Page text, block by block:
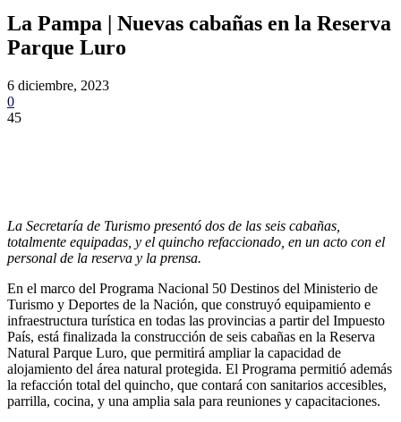
La Pampa | Nuevas cabañas en la Reserva
Parque Luro
6 diciembre, 2023
0
45
La Secretaría de Turismo presentó dos de las seis cabañas,
totalmente equipadas, y el quincho refaccionado, en un acto con el
personal de la reserva y la prensa.
En el marco del Programa Nacional 50 Destinos del Ministerio de
Turismo y Deportes de la Nación, que construyó equipamiento e
infraestructura turística en todas las provincias a partir del Impuesto
País, está finalizada la construcción de seis cabañas en la Reserva
Natural Parque Luro, que permitirá ampliar la capacidad de
alojamiento del área natural protegida. El Programa permitió además
la refacción total del quincho, que contará con sanitarios accesibles,
parrilla, cocina, y una amplia sala para reuniones y capacitaciones.